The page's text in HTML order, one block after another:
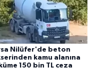
Nilüfer'de beton
kamu alanına
150 bin TL ceza